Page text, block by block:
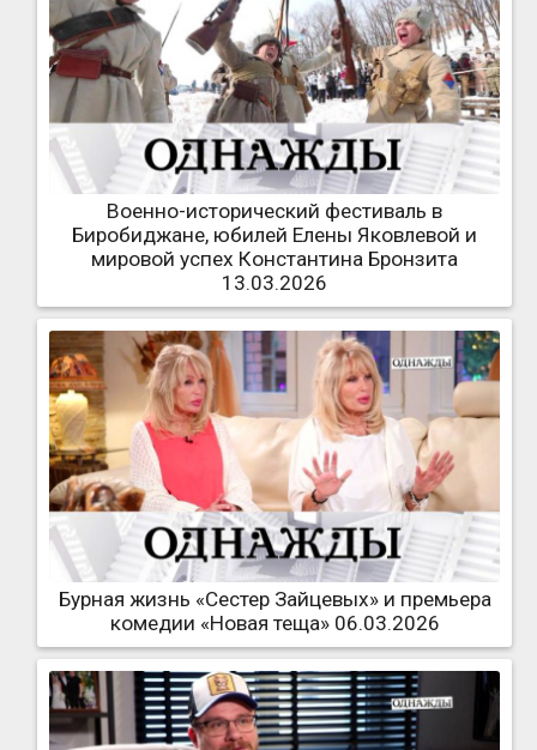
Военно-исторический фестиваль в
Биробиджане, юбилей Елены Яковлевой и
мировой успех Константина Бронзита
13.03.2026
Бурная жизнь «Сестер Зайцевых» и премьера
комедии «Новая теща» 06.03.2026